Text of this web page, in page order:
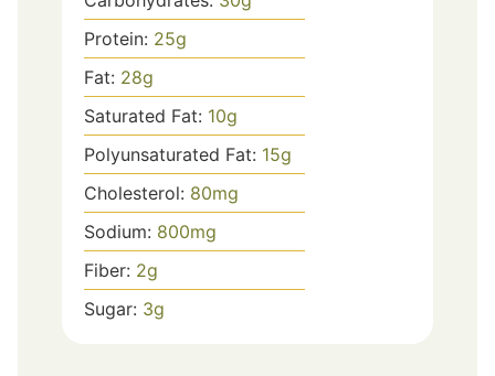
Protein: 25g
Fat: 28g
Saturated Fat: 10g
Polyunsaturated Fat: 15g
Cholesterol: 80mg
Sodium: 800mg
Fiber: 2g
Sugar: 3g